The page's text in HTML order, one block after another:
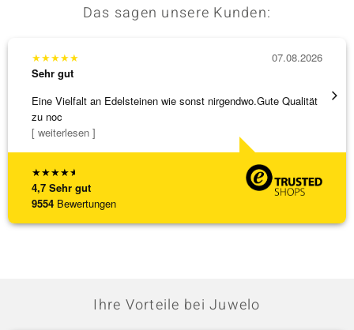
Das sagen unsere Kunden:
★★★★★
4,7 Sehr gut
9554 Bewertungen
★★★★★
Sehr gut
Eine Vielfalt an Edelsteinen wie sonst nirgendwo.Gute Qualität
zu noc
[ weiterlesen ]
07.08.2026
Alles
Ihre Vorteile bei Juwelo